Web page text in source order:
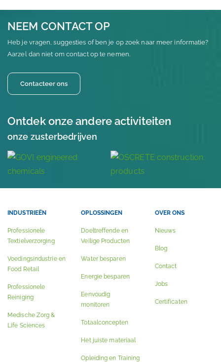
NEEM CONTACT OP
Heb je vragen, suggesties of ben je op zoek naar meer informatie?
Aarzel dan niet om contact op te nemen.
Contacteer ons
Ontdek onze andere activiteiten
onze zusterbedrijven
INDUSTRIEËN
Professionele
Textielverzorging
Voedingsindustrie en
Food Retail
Professionele
Reiniging
Medische Zorg &
Life Sciences
OPLOSSINGEN
Doeltreffende en
Veilige Producten
Water besparen
Energie besparen
Eenvoudig
monitoren
Totaalconcepten
Het juiste materiaal
Opleiding en Training
OVER ONS
Nieuws
Blog
Contact
Jobs
Certificaten